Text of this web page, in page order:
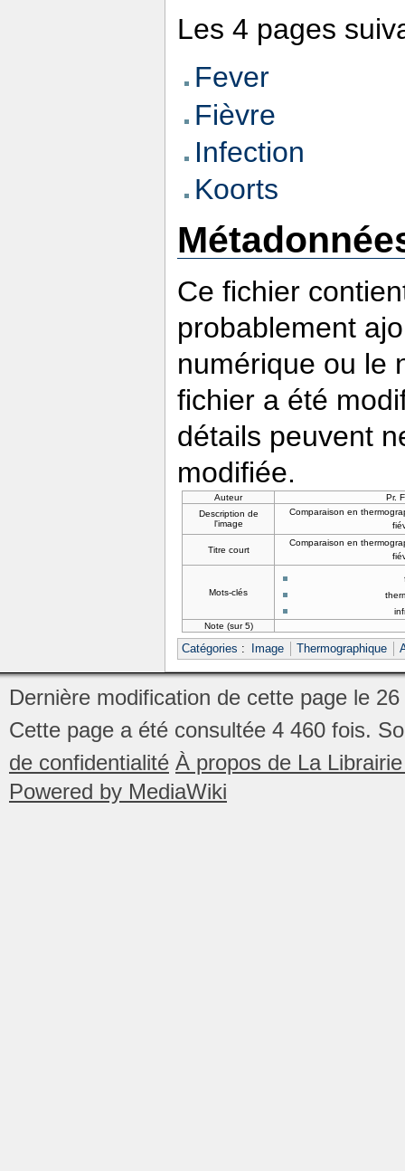
Les 4 pages
Fever
Fièvre
Infection
Koorts
Ce fichier
probablement
numérique ou le
fichier a été
détails peuvent
modifiée.
Auteur
Pr.
Description de
l'image
Comparaison en
Titre court
Comparaison en
Mots-clés
Note (sur 5)
Catégories : Image Thermographique
Dernière modification de cette page le
Cette page a été consultée 4 460 fois.
de confidentialité À propos de La
Powered by MediaWiki